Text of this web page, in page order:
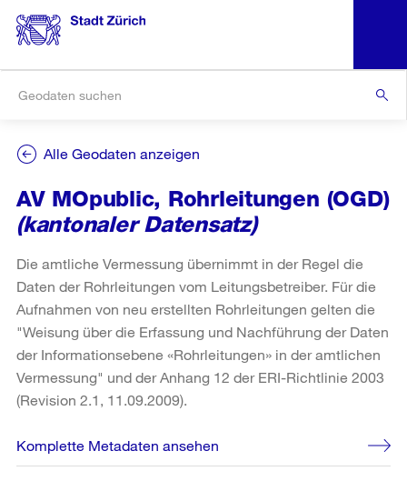
Alle Geodaten anzeigen
AV MOpublic, Rohrleitungen (OGD)
(kantonaler Datensatz)
Die amtliche Vermessung übernimmt in der Regel die
Daten der Rohrleitungen vom Leitungsbetreiber. Für die
Aufnahmen von neu erstellten Rohrleitungen gelten die
"Weisung über die Erfassung und Nachführung der Daten
der Informationsebene «Rohrleitungen» in der amtlichen
Vermessung" und der Anhang 12 der ERI-Richtlinie 2003
(Revision 2.1, 11.09.2009).
Komplette Metadaten ansehen